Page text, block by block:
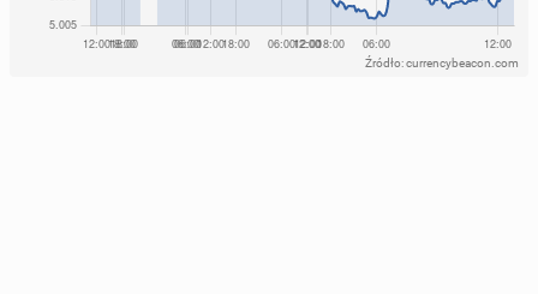
Źródło: currencybeacon.com